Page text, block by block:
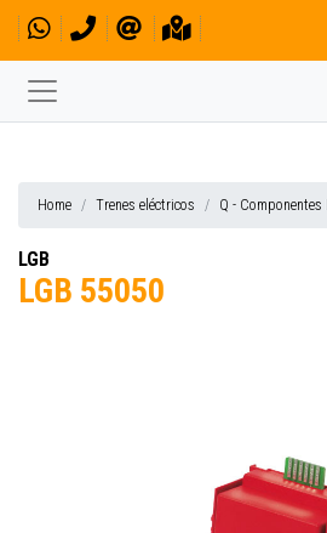
Home Trenes eléctricos Q - Componentes
LGB
LGB 55050